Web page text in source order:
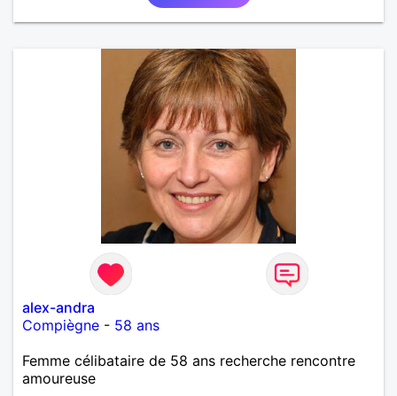
alex-andra
Compiègne - 58 ans
Femme célibataire de 58 ans recherche rencontre
amoureuse